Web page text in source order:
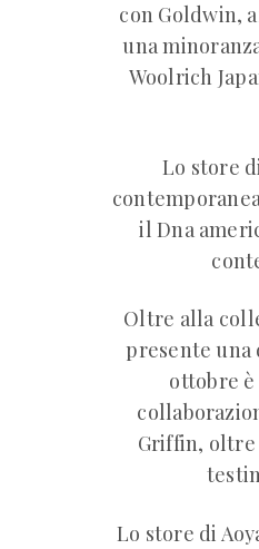
con Goldwin,
una
Woolrich
Lo store
il Dna
Oltre alla
presente una
ottobre
Griffin, oltre
Lo store di